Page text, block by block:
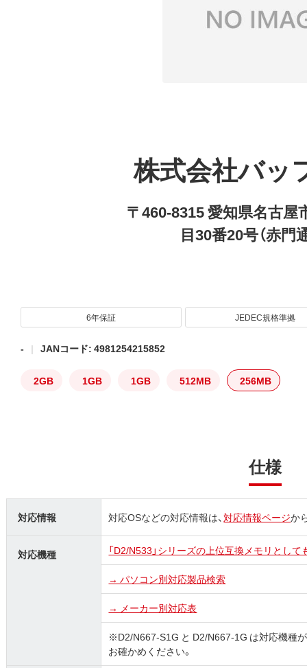
株式会社バッ
〒460-8315 愛知県名古屋
目30番20号（赤門
6年保証 JEDEC規格準拠
- JANコード: 4981254215852
2GB 1GB 1GB 512MB 256MB
仕様
対応情報 対応OSなどの対応情報は、対応情報ページか
対応機種 「D2/N533」シリーズの上位互換メモリとして
→ パソコン別対応製品検索
→ メーカー別対応表
※D2/N667-S1G と D2/N667-1G は対応機種
お確かめください。